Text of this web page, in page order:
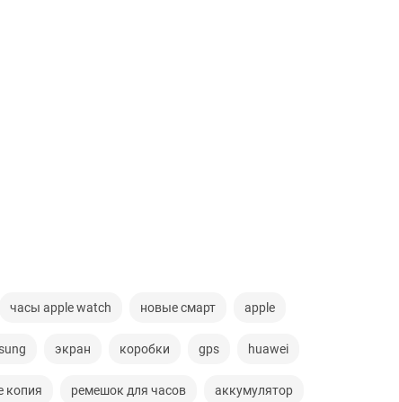
часы apple watch новые смарт apple
экран коробки gps huawei
копия ремешок для часов аккумулятор